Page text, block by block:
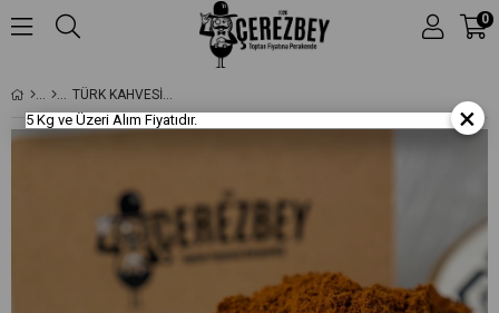
0
TÜRK KAHVESİ (TAZE ÇEKİLMİŞ)
×
5 Kg ve Üzeri Alım Fiyatıdır.